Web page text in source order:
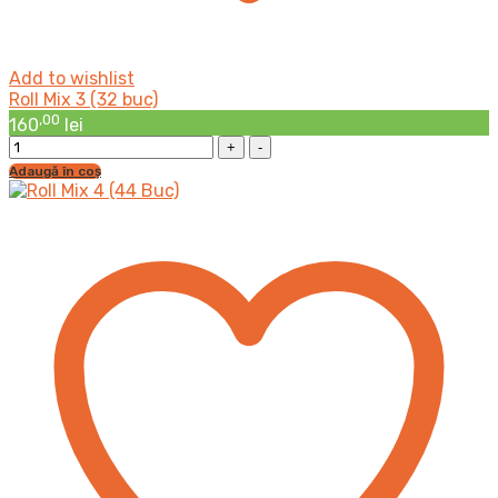
Add to wishlist
Roll Mix 3 (32 buc)
160,00 lei
Roll
Mix
3
Adaugă în coș